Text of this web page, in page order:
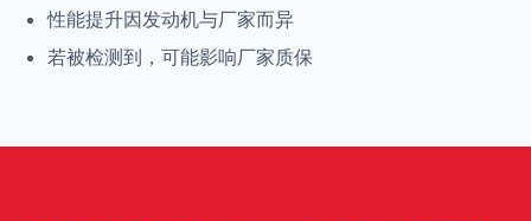
性能提升因发动机与厂家而异
若被检测到，可能影响厂家质保